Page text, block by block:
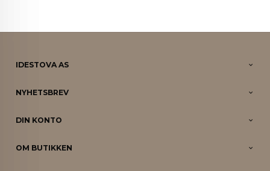
IDESTOVA AS
NYHETSBREV
DIN KONTO
OM BUTIKKEN